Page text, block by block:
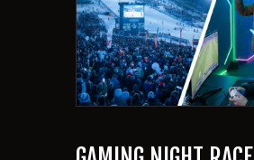
THIS IS US